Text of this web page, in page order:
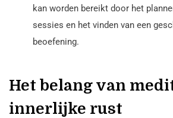
kan worden bereikt door het
sessies en het vinden van een
beoefening.
Het belang van
innerlijke rust